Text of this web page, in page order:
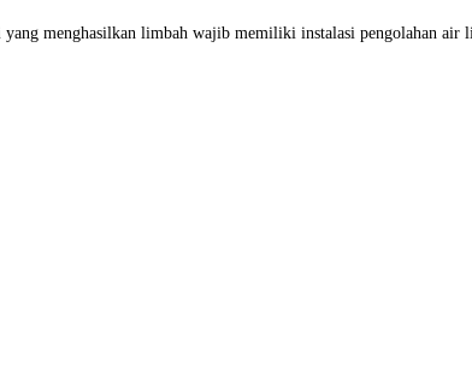
yang menghasilkan limbah wajib memiliki instalasi pengolahan